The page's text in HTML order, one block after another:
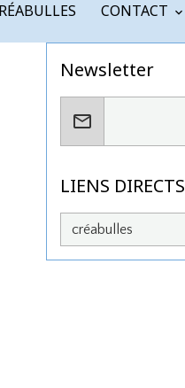
CONTACT
Newsletter
LIENS DIRECTS